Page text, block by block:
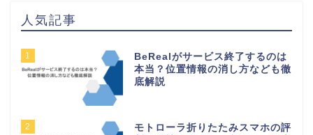
人気記事
1
BeRealがサービス終了するのは
本当？位置情報の消し方なども徹
底解説
2
モトローラ折りたたみスマホの評